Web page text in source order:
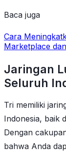
Baca juga
Cara
Marketplace
Jaringan
Seluruh
Tri memiliki
Indonesia, baik
Dengan
bahwa Anda